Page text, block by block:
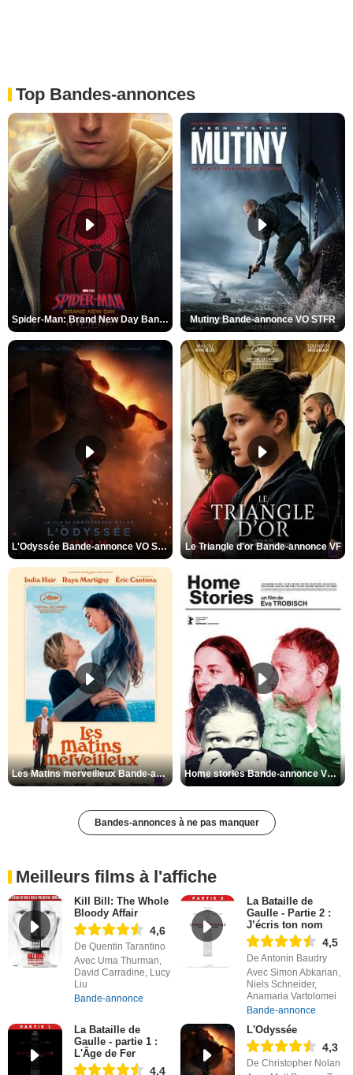
Top Bandes-annonces
Spider-Man: Brand New Day Bande-annonce VO STFR Mutiny Bande-annonce VO STFR
L'Odyssée Bande-annonce VO STFR Le Triangle d'or Bande-annonce VF
Les Matins merveilleux Bande-annonce VF Home stories Bande-annonce VO STFR
Bandes-annonces à ne pas manquer
Meilleurs films à l'affiche
Kill Bill: The Whole
Bloody Affair
4,6
De Quentin Tarantino
Avec Uma Thurman,
David Carradine, Lucy
Liu
Bande-annonce
La Bataille de
Gaulle - Partie 2 :
J’écris ton nom
4,5
De Antonin Baudry
Avec Simon Abkarian,
Niels Schneider,
Anamaria Vartolomei
Bande-annonce
La Bataille de
Gaulle - partie 1 :
L'Âge de Fer
4,4
L'Odyssée
4,3
De Christopher Nolan